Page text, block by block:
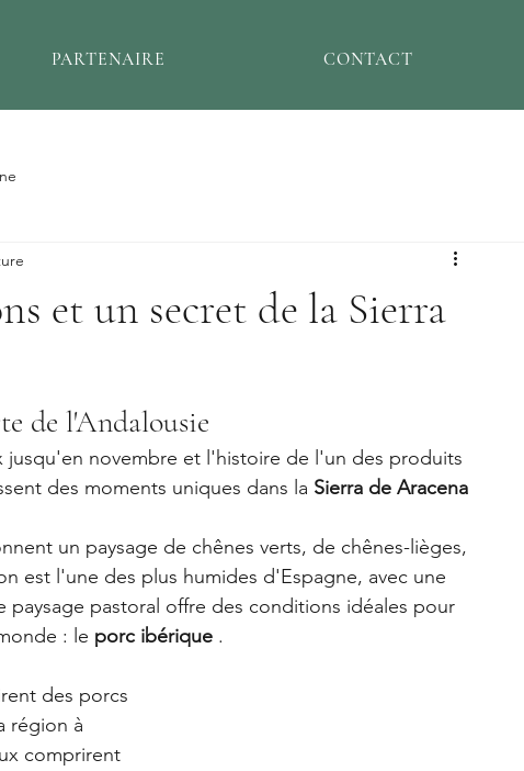
PARTENAIRE CONTACT
et un secret de la Sierra
de l'Andalousie
jusqu'en novembre et l'histoire de l'un des produits
des moments uniques dans la Sierra de Aracena
un paysage de chênes verts, de chênes-lièges,
est l'une des plus humides d'Espagne, avec une
pastoral offre des conditions idéales pour
: le porc ibérique .
des porcs
région à
comprirent